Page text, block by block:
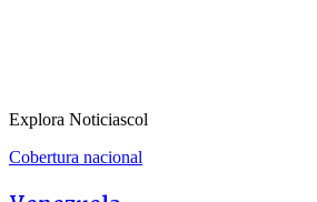
Explora Noticiascol
Cobertura nacional